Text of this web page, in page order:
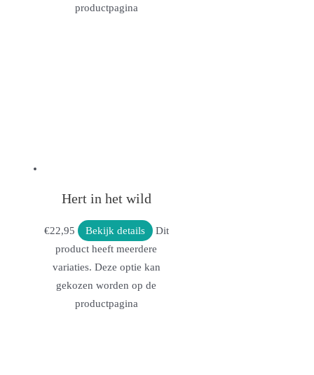
productpagina
Hert in het wild
€22,95 Bekijk details
Dit
product heeft meerdere
variaties. Deze optie kan
gekozen worden op de
productpagina